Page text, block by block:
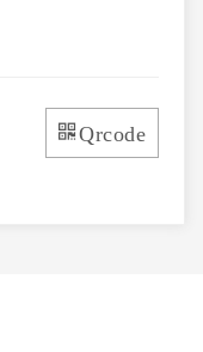
Qrcode